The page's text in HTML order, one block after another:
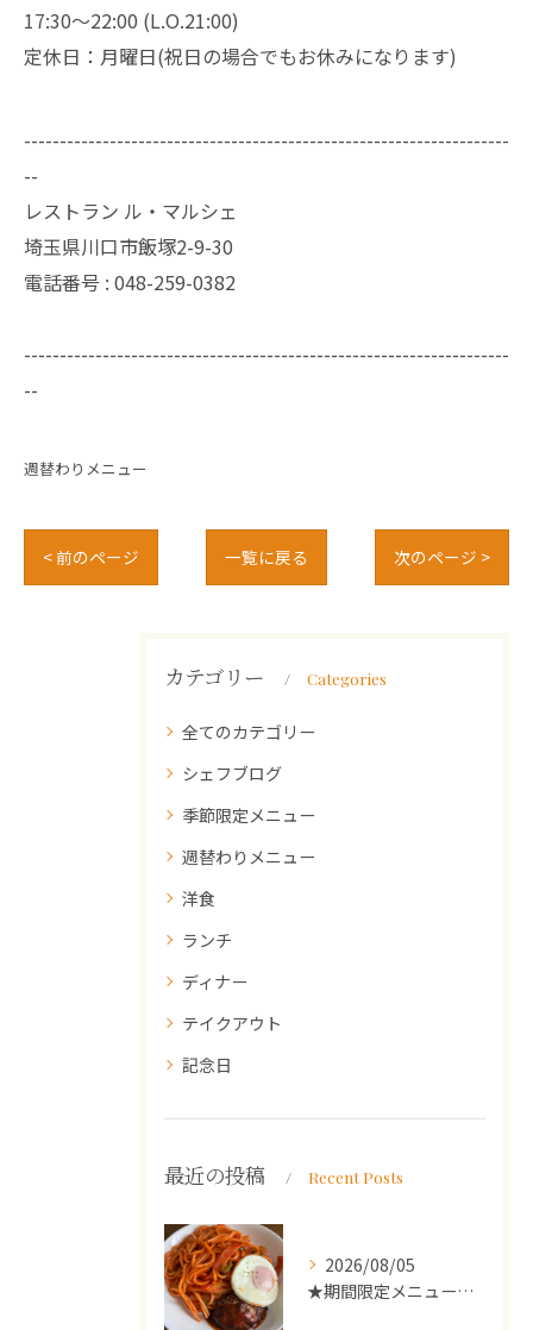
17:30～22:00 (L.O.21:00)
定休日：月曜日(祝日の場合でもお休みになります)
--------------------------------------------------------------------
--
レストラン ル・マルシェ
埼玉県川口市飯塚2-9-30
電話番号 : 048-259-0382
--------------------------------------------------------------------
--
週替わりメニュー
< 前のページ 一覧に戻る 次のページ >
カテゴリー Categories
全てのカテゴリー
シェフブログ
季節限定メニュー
週替わりメニュー
洋食
ランチ
ディナー
テイクアウト
記念日
最近の投稿 Recent Posts
2026/08/05
★期間限定メニューのご案内★